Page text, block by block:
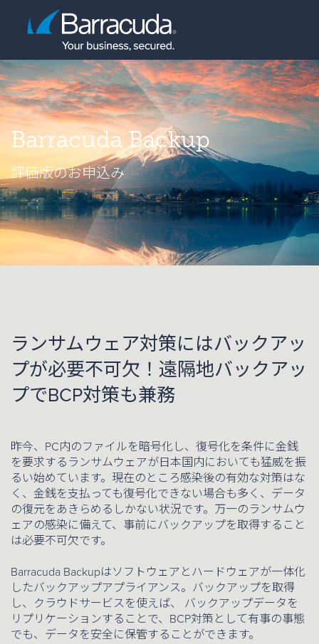
Barracuda Backup
評価版のお申込み
ランサムウェア対策にはバックアッ
プが必要不可欠！遠隔地バックアッ
プでBCP対策も兼務
昨今、PC内のファイルを暗号化し、復号化を条件に金銭
を要求するランサムウェアが日本国内においても猛威を振
るい始めています。現在のところ感染後の有効な対策はな
く、金銭を支払っても復号化できない場合も多く、データ
の復元をあきらめるしかない状況です。万一のランサムウ
ェアの感染に備えて、事前にバックアップを取得すること
は必要不可欠です。
Barracuda Backupはソフトウェアとハードウェアが一体化
したバックアップアプライアンス。バックアップを取得
し、クラウドサービスを使えば、 バックアップデータを
リプリケーションすることで、BCP対策として有事の事態
でも、データを安全に保管することができます。